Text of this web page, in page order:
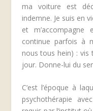
ma voiture est
indemne. Je suis en
et m’accompagne
continue parfois à
nous tous hein) : vis
jour. Donne-lui du
C’est l’époque à
psychothérapie